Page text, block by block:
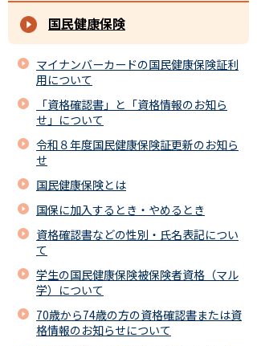
国民健康保険
マイナンバーカードの国民健康保険証利
用について
「資格確認書」と「資格情報のお知ら
せ」について
令和８年度国民健康保険証更新のお知ら
せ
国民健康保険とは
国保に加入するとき・やめるとき
資格確認書などの性別・氏名表記につい
て
学生の国民健康保険被保険者資格（マル
学）について
70歳から74歳の方の資格確認書または資
格情報のお知らせについて